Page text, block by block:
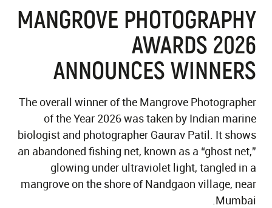
MANGROVE PHOTOGRAPHY
AWARDS 2026
ANNOUNCES WINNERS
The overall winner of the Mangrove Photographer
of the Year 2026 was taken by Indian marine
biologist and photographer Gaurav Patil. It shows
an abandoned fishing net, known as a “ghost net,”
glowing under ultraviolet light, tangled in a
mangrove on the shore of Nandgaon village, near
Mumbai.